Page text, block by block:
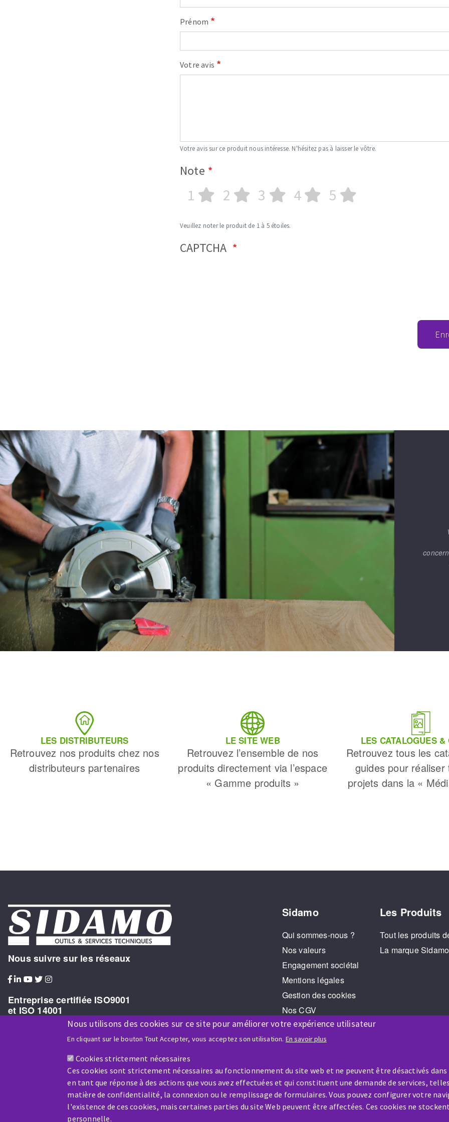
Nous utilisons des cookies sur ce site pour améliorer votre expérience utilisateur
En cliquant sur le bouton Tout Accepter, vous acceptez son utilisation. En savoir plus
Cookies strictement nécessaires
Ces cookies sont strictement nécessaires au fonctionnement du site web et ne peuvent être désactivés
en tant que réponse à des actions que vous avez effectuées et qui constituent une demande de services,
matière de confidentialité, la connexion ou le remplissage de formulaires. Vous pouvez configurer votre
l'existence de ces cookies, mais certaines parties du site Web peuvent être affectées. Ces cookies ne
personnelle.
Prénom
Votre avis
Votre avis sur ce produit nous intéresse. N'hésitez pas à laisser le vôtre.
Note
1 2 3 4 5
Veuillez noter le produit de 1 à 5 étoiles.
CAPTCHA
LES DISTRIBUTEURS
Retrouvez nos produits chez nos
distributeurs partenaires
LE SITE WEB
Retrouvez l’ensemble de nos
produits directement via l’espace
« Gamme produits »
LES CATALOGUES &
Retrouvez tous les
guides pour réaliser
projets dans la «
Nous suivre sur les réseaux
Entreprise certifiée ISO9001
et ISO 14001
Entreprise bénéficiaire du soutien financier de :
Sidamo
Qui sommes-nous ?
Nos valeurs
Engagement sociétal
Mentions légales
Gestion des cookies
Nos CGV
RGPD
Jeux Concours
Les Produits
Tout les produits
La marque Sidamo